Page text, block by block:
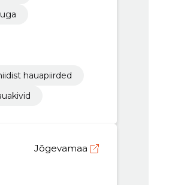
hauapiirded
Jõgevamaa